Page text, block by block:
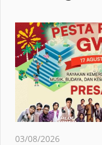
03/08/2026